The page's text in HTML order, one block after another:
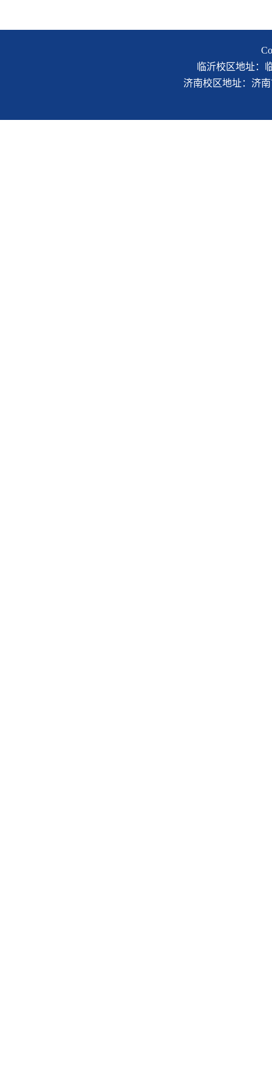
临沂校区地址：
济南校区地址：济南